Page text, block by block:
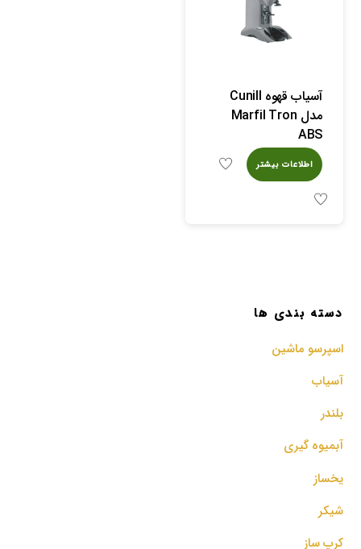
آسیاب قهوه Cunill
مدل Marfil Tron
ABS
اطلاعات بیشتر
دسته بندی ها
اسپرسو‌ ماشین
آسیاب
بلندر
آبمیوه گیری
یخساز
شیکر
کرپ ساز